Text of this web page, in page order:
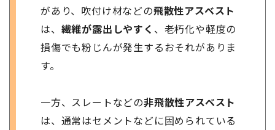
があり、吹付け材などの飛散性アスベスト
は、 繊維が露出しやすく 、老朽化や軽度の
損傷でも粉じんが発生するおそれがありま
す。
一方、スレートなどの非飛散性アスベスト
は、通常はセメントなどに固められている